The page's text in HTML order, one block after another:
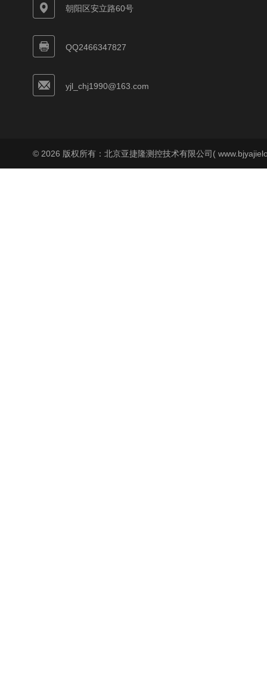
朝阳区安立路60号
QQ2466347827
yjl_chj1990@163.com
© 2026 版权所有：北京亚捷隆测控技术有限公司(